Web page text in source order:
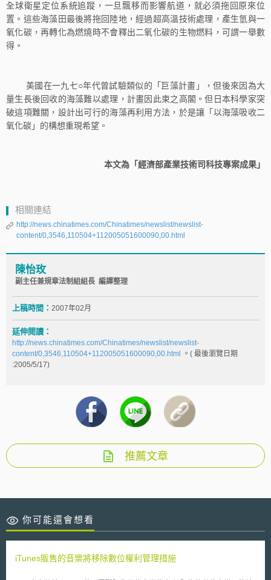
全球衛星定位系統追蹤，一旦飄移而影響航道，就必須拖回原來位
置。這些海藻田最後將拖回陸地，經過超高溫技術處理，產生氫與一
氧化碳，再轉化為燃燒時不會釋出二氧化碳的生物燃料，可謂一舉數
得。
美國在一九七○年代曾試驗類似的「巨藻計畫」，但後來因為大
量生長後回收的海藻難以處理，計畫因此束之高閣。但日本科學家突
破這項難關，設計出可行的海藻再利用方法，於是讓「以海藻吸收二
氧化碳」的構想重現希望。
本文為「經濟部產業技術司科技專案成果」
相關連結
http://news.chinatimes.com/Chinatimes/newslist/newslist-
content/0,3546,110504+112005051600090,00.html
陳怡玫
副主任兼規章法制組組長 編譯整理
上稿時間： 2007年02月
延伸閱讀：
http://news.chinatimes.com/Chinatimes/newslist/newslist-
content/0,3546,110504+112005051600090,00.html
。( 最後瀏覽日期
:2005/5/17)
推薦文章
你可能還會想看
iTunes販售的音樂將移除數位權利管理措施